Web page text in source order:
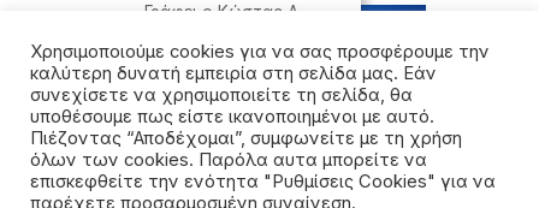
©2026 - All rights reserved. Απαγορεύεται ρητά η
αναδημοσίευση χωρίς προηγούμενη έγγραφη άδεια
Χρησιμοποιούμε cookies για να σας προσφέρουμε την
καλύτερη δυνατή εμπειρία στη σελίδα μας. Εάν
συνεχίσετε να χρησιμοποιείτε τη σελίδα, θα
υποθέσουμε πως είστε ικανοποιημένοι με αυτό.
Πιέζοντας “Αποδέχομαι”, συμφωνείτε με τη χρήση
όλων των cookies. Παρόλα αυτα μπορείτε να
επισκεφθείτε την ενότητα "Ρυθμίσεις Cookies" για να
παρέχετε προσαρμοσμένη συναίνεση.
Γράφει ο Κώστας Δ.
όταν λέμε,
Ιράν: Κατηγορεί τις
ΗΠΑ για παραβίαση
της εκεχειρίας και
προειδοποιεί με
αντίποινα
Τι αναφέρει το ιρανικό